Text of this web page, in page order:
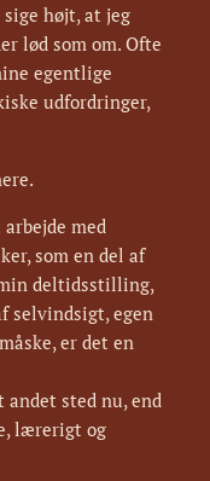
højt, at jeg
lød som om. Ofte
egentlige
udfordringer,
med
som en del af
deltidsstilling,
selvindsigt, egen
er det en
sted nu, end
lærerigt og